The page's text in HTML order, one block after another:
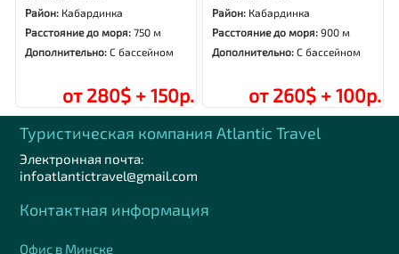
Район: Кабардинка
Расстояние до моря:750 м
Дополнительно:С бассейном
от 280$ + 150р.
Район: Кабардинка
Расстояние до моря:900 м
Дополнительно:С бассейном
от 260$ + 100р.
Туристическая компания Аtlantic Travel
Электронная почта:
infoatlantictravel@gmail.com
Контактная информация
Офис в Минске